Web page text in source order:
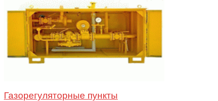
Газорегуляторные пункты